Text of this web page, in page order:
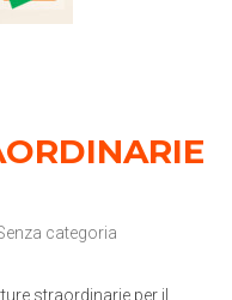
categoria
straordinarie per il